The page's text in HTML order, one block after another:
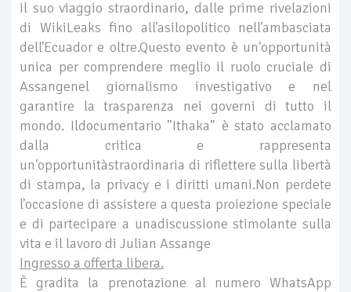
il suo viaggio straordinario, dalle prime rivelazioni
di WikiLeaks fino all'asilopolitico nell'ambasciata
dell'Ecuador e oltre.Questo evento è un'opportunità
unica per comprendere meglio il ruolo cruciale di
Assangenel giornalismo investigativo e nel
garantire la trasparenza nei governi di tutto il
mondo. Ildocumentario "Ithaka" è stato acclamato
dalla critica e rappresenta
un'opportunitàstraordinaria di riflettere sulla libertà
di stampa, la privacy e i diritti umani.Non perdete
l'occasione di assistere a questa proiezione speciale
e di partecipare a unadiscussione stimolante sulla
vita e il lavoro di Julian Assange
Ingresso a offerta libera.
È gradita la prenotazione al numero WhatsApp